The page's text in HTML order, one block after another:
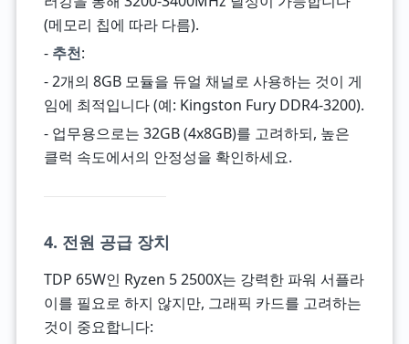
(메모리 칩에 따라 다름).
- 추천:
- 2개의 8GB 모듈을 듀얼 채널로 사용하는 것이 게
임에 최적입니다 (예: Kingston Fury DDR4-3200).
- 업무용으로는 32GB (4x8GB)를 고려하되, 높은
클럭 속도에서의 안정성을 확인하세요.
4. 전원 공급 장치
TDP 65W인 Ryzen 5 2500X는 강력한 파워 서플라
이를 필요로 하지 않지만, 그래픽 카드를 고려하는
것이 중요합니다: